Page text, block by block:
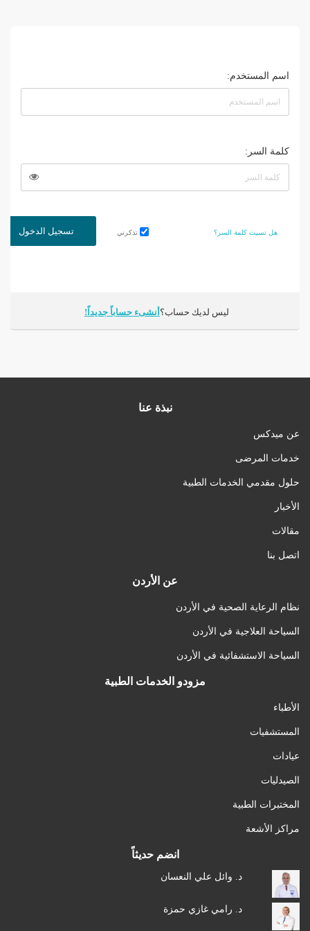
اسم المستخدم:
كلمة السر:
تسجيل الدخول تذكرني هل نسيت كلمة السر؟
ليس لديك حساب؟ أنشىء حساباً جديداً!
نبذة عنا
عن ميدكس
خدمات المرضى
حلول مقدمي الخدمات الطبية
الأخبار
مقالات
اتصل بنا
عن الأردن
نظام الرعاية الصحية في الأردن
السياحة العلاجية في الأردن
السياحة الاستشفائية في الأردن
مزودو الخدمات الطبية
الأطباء
المستشفيات
عيادات
الصيدليات
المختبرات الطبية
مراكز الأشعة
انضم حديثاً
د. وائل علي النعسان
د. رامي غازي حمزة